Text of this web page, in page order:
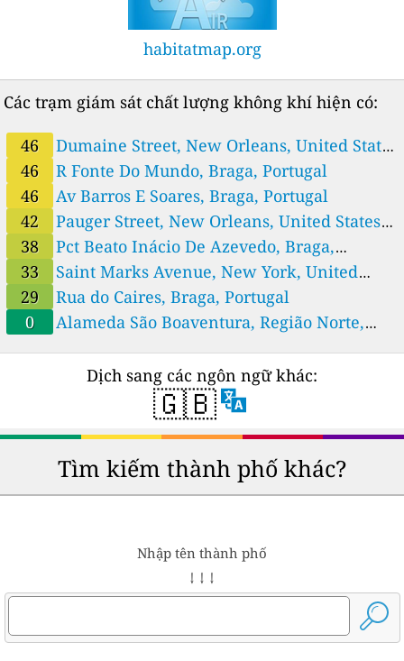
habitatmap.org
Các trạm giám sát chất lượng không khí hiện có:
46
Dumaine Street, New Orleans, United States
of America
46
R Fonte Do Mundo, Braga, Portugal
46
Av Barros E Soares, Braga, Portugal
42
Pauger Street, New Orleans, United States
of America
38
Pct Beato Inácio De Azevedo, Braga,
Portugal
33
Saint Marks Avenue, New York, United
States of America
29
Rua do Caires, Braga, Portugal
0
Alameda São Boaventura, Região Norte,
Dịch sang các ngôn ngữ khác:
🇬🇧
Tìm kiếm thành phố khác?
Nhập tên thành phố
↓ ↓ ↓